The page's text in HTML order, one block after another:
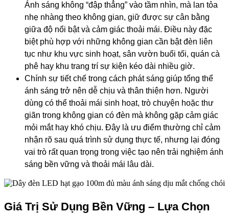
Ánh sáng không “đập thẳng” vào tầm nhìn, mà lan tỏa
nhẹ nhàng theo không gian, giữ được sự cân bằng
giữa độ nổi bật và cảm giác thoải mái. Điều này đặc
biệt phù hợp với những không gian cần bật đèn liên
tục như khu vực sinh hoạt, sân vườn buổi tối, quán cà
phê hay khu trang trí sự kiện kéo dài nhiều giờ.
Chính sự tiết chế trong cách phát sáng giúp tổng thể
ánh sáng trở nên dễ chịu và thân thiện hơn. Người
dùng có thể thoải mái sinh hoạt, trò chuyện hoặc thư
giãn trong không gian có đèn mà không gặp cảm giác
mỏi mắt hay khó chịu. Đây là ưu điểm thường chỉ cảm
nhận rõ sau quá trình sử dụng thực tế, nhưng lại đóng
vai trò rất quan trọng trong việc tạo nên trải nghiệm ánh
sáng bền vững và thoải mái lâu dài.
Giá Trị Sử Dụng Bền Vững – Lựa Chọn